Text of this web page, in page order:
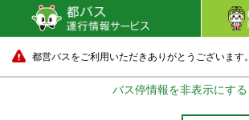
都営バスをご利用いただきありがとうございます。
バス停情報を非表示にする